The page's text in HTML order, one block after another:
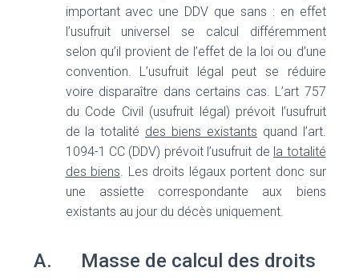
important avec une DDV que sans : en effet
l’usufruit universel se calcul différemment
selon qu’il provient de l’effet de la loi ou d’une
convention. L’usufruit légal peut se réduire
voire disparaître dans certains cas. L’art 757
du Code Civil (usufruit légal) prévoit l’usufruit
de la totalité des biens existants quand l’art.
1094-1 CC (DDV) prévoit l’usufruit de la totalité
des biens. Les droits légaux portent donc sur
une assiette correspondante aux biens
existants au jour du décès uniquement.
A. Masse de calcul des droits